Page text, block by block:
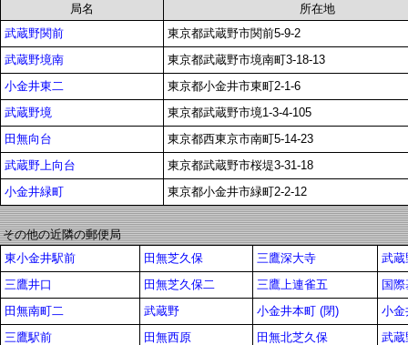
局名
所在地
武蔵野関前
東京都武蔵野市関前5-9-2
武蔵野境南
東京都武蔵野市境南町3-18-13
小金井東二
東京都小金井市東町2-1-6
武蔵野境
東京都武蔵野市境1-3-4-105
田無向台
東京都西東京市南町5-14-23
武蔵野上向台
東京都武蔵野市桜堤3-31-18
小金井緑町
東京都小金井市緑町2-2-12
その他の近隣の郵便局
東小金井駅前
田無芝久保 三鷹深大寺
武蔵
三鷹井口
田無芝久保二 三鷹上連雀五
国
田無南町二
武蔵野 小金井本町 (閉)
小金
三鷹駅前
田無西原 田無北芝久保
武蔵